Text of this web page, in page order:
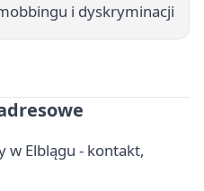
i dyskryminacji
w Elblągu - kontakt,